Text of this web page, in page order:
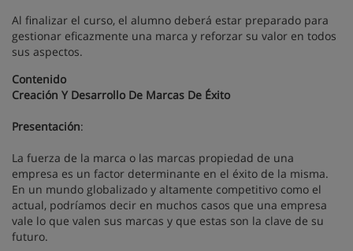
Al finalizar el curso, el alumno deberá estar preparado para
gestionar eficazmente una marca y reforzar su valor en todos
sus aspectos.
Contenido
Creación Y Desarrollo De Marcas De Éxito
Presentación:
La fuerza de la marca o las marcas propiedad de una
empresa es un factor determinante en el éxito de la misma.
En un mundo globalizado y altamente competitivo como el
actual, podríamos decir en muchos casos que una empresa
vale lo que valen sus marcas y que estas son la clave de su
futuro.